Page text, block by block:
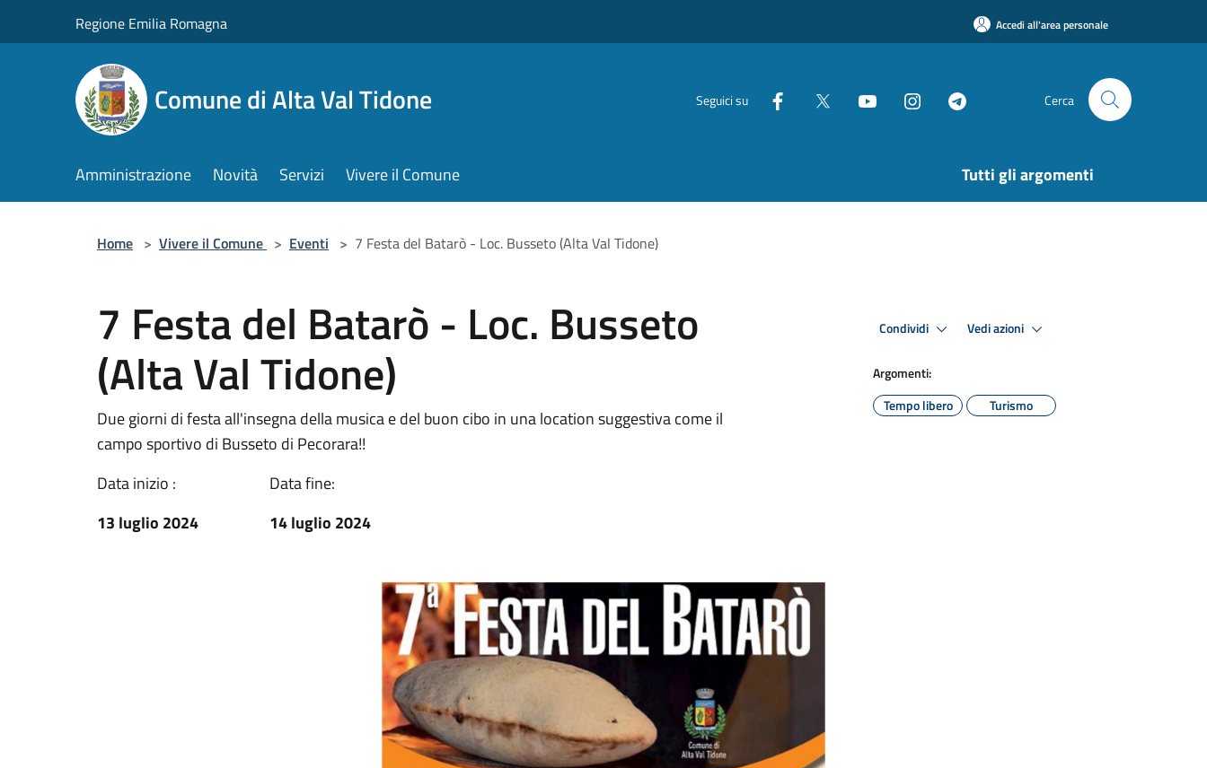
Regione Emilia Romagna Accedi all'area personale
Comune di Alta Val Tidone Seguici su Cerca
Amministrazione Novità Servizi Vivere il Comune Tutti gli argomenti
Home > Vivere il Comune > Eventi > 7 Festa del Batarò - Loc. Busseto (Alta Val Tidone)
7 Festa del Batarò - Loc. Busseto
(Alta Val Tidone)
Due giorni di festa all'insegna della musica e del buon cibo in una location suggestiva come il
campo sportivo di Busseto di Pecorara!!
Data inizio :
13 luglio 2024
Data fine:
14 luglio 2024
Condividi Vedi azioni
Argomenti:
Tempo libero
Turismo